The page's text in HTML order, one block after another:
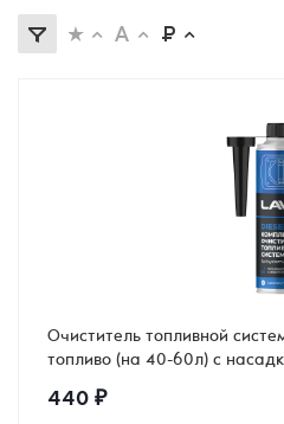
Очиститель топливной
топливо (на 40-60л) с
440 ₽